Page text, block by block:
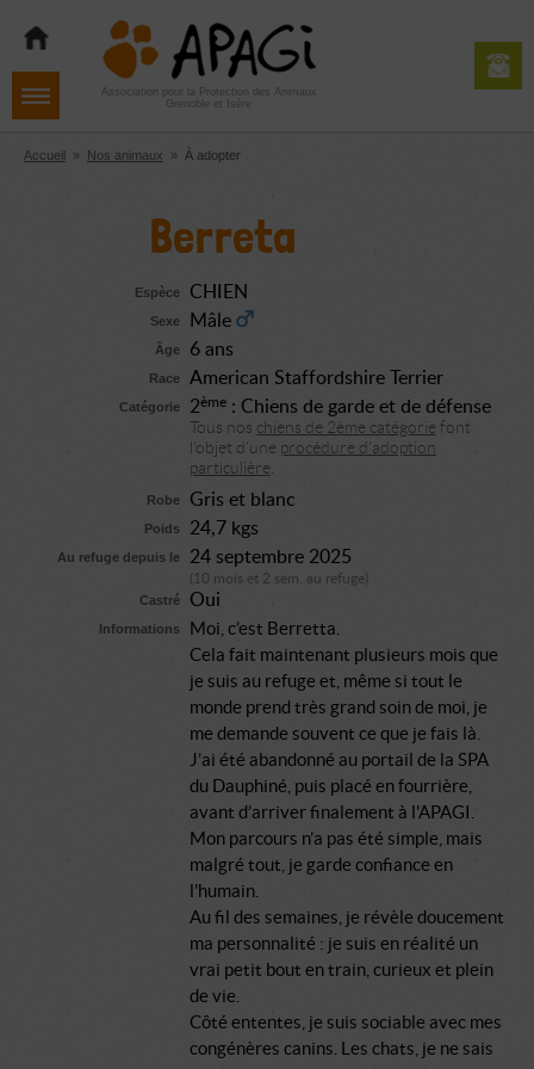
navigation
contenu
Aller
pied
de
Association pour la Protection des Animaux
Grenoble et Isère
Accueil » Nos animaux » À adopter
Berreta
Espèce CHIEN
Sexe Mâle
Âge 6 ans
Race American Staffordshire Terrier
Catégorie 2ème: Chiens de garde et de défense
Tous nos chiens de 2ème catégorie font
l'objet d'une procédure d'adoption
particulière
Robe Gris et blanc
Poids 24,7 kgs
Au refuge depuis le 24 septembre 2025
(10 mois et 2 sem. au refuge)
Castré
Oui
Informations
Moi, c’est Berretta.
Cela fait maintenant plusieurs mois que
je suis au refuge et, même si tout le
monde prend très grand soin de moi, je
me demande souvent ce que je fais là.
J’ai été abandonné au portail de la SPA
du Dauphiné, puis placé en fourrière,
avant d’arriver finalement à l'APAGI.
Mon parcours n’a pas été simple, mais
malgré tout, je garde confiance en
l'humain.
Au fil des semaines, je révèle doucement
ma personnalité : je suis en réalité un
vrai petit bout en train, curieux et plein
de vie.
Côté ententes, je suis sociable avec mes
congénères canins. Les chats, je ne sais